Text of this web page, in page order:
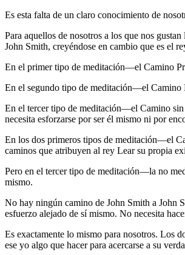
Es esta falta de un claro conocimiento de
Para aquellos de nosotros a los que nos
John Smith, creyéndose en cambio que es el
En el primer tipo de meditación―el Camino
En el segundo tipo de meditación―el Camino
En el tercer tipo de meditación―el Camino
necesita esforzarse por ser él mismo ni por
En los dos primeros tipos de meditación―el
caminos que atribuyen al rey Lear su propia
Pero en el tercer tipo de meditación―la no
mismo.
No hay ningún camino de John Smith a John
esfuerzo alejado de sí mismo. No necesita
Es exactamente lo mismo para nosotros. Los
ese yo algo que hacer para acercarse a su